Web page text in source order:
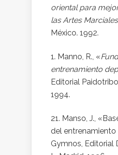
oriental para
las Artes
México. 1992.
Manno, R., «
entrenamiento
Editorial
1994.
Manso, J.,
del
Gymnos, Editorial